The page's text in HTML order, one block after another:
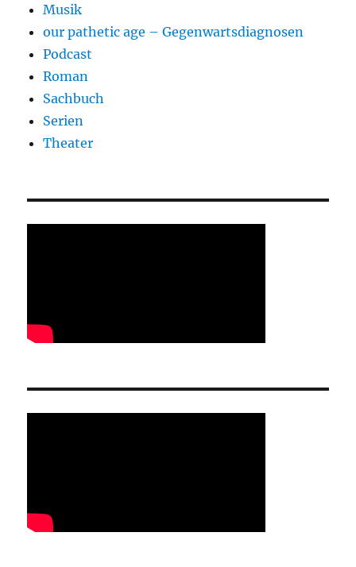
Musik
our pathetic age – Gegenwartsdiagnosen
Podcast
Roman
Sachbuch
Serien
Theater